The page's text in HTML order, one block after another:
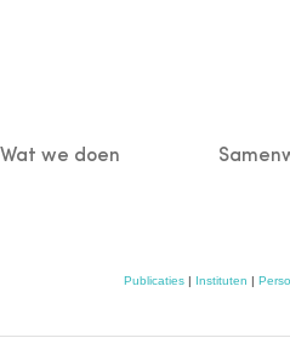
Wat we doen
Publicaties| Instituten |